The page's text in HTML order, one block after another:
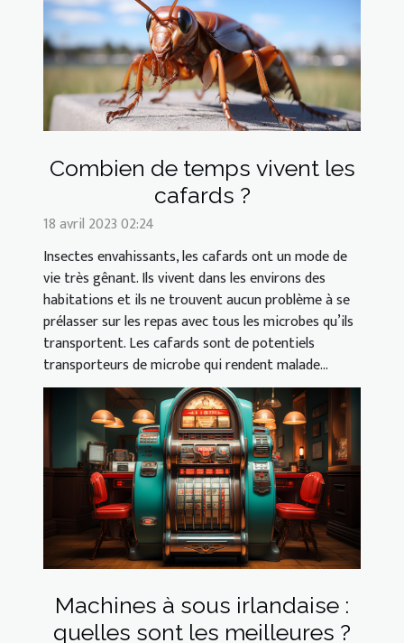
Combien de temps vivent les
cafards ?
18 avril 2023 02:24
Insectes envahissants, les cafards ont un mode de
vie très gênant. Ils vivent dans les environs des
habitations et ils ne trouvent aucun problème à se
prélasser sur les repas avec tous les microbes qu’ils
transportent. Les cafards sont de potentiels
transporteurs de microbe qui rendent malade...
Machines à sous irlandaise :
quelles sont les meilleures ?